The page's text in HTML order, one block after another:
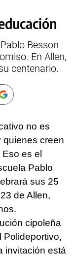
Besson
En Allen,
centenario.
no es
quienes creen
es el
Pablo
sus 25
de Allen,
cipoleña
Polideportivo,
invitación está